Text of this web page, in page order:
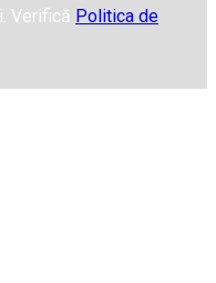
Verifică Politica de